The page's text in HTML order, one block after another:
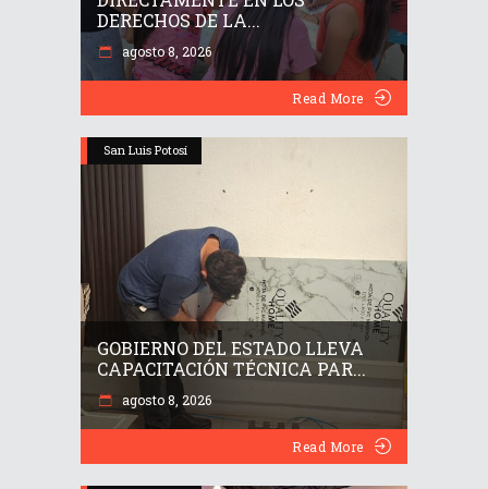
DERECHOS DE LA...
agosto 8, 2026
Read More
San Luis Potosí
GOBIERNO DEL ESTADO LLEVA
CAPACITACIÓN TÉCNICA PAR...
agosto 8, 2026
Read More